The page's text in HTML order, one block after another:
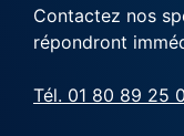
Contactez nos
répondront
Tél. 01 80 89 25